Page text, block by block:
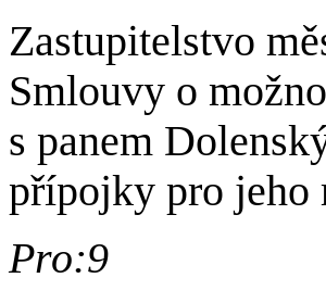
Zastupitelstvo
Smlouvy o
s panem
přípojky pro jeho
Pro:9